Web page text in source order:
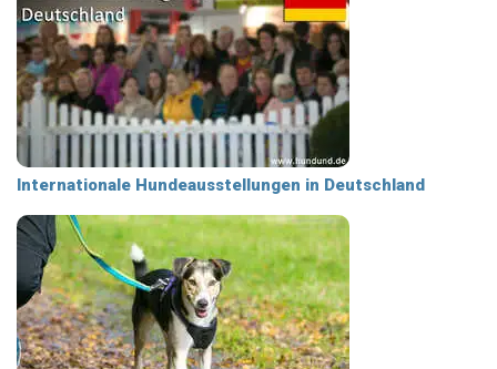
Internationale Hundeausstellungen in Deutschland